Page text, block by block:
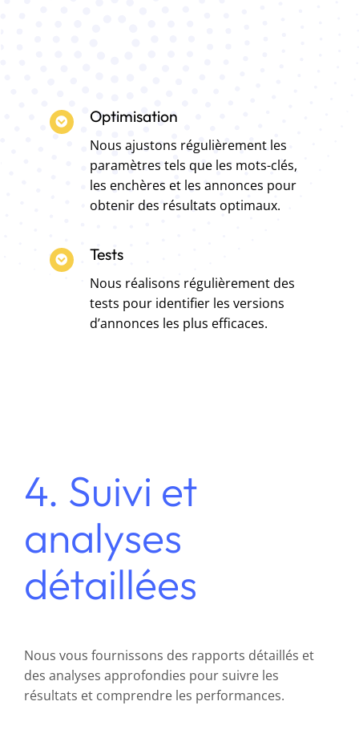
Optimisation
Nous ajustons régulièrement les
paramètres tels que les mots-clés,
les enchères et les annonces pour
obtenir des résultats optimaux.
Tests
Nous réalisons régulièrement des
tests pour identifier les versions
d’annonces les plus efficaces.
4. Suivi et
analyses
détaillées
Nous vous fournissons des rapports détaillés et
des analyses approfondies pour suivre les
résultats et comprendre les performances.